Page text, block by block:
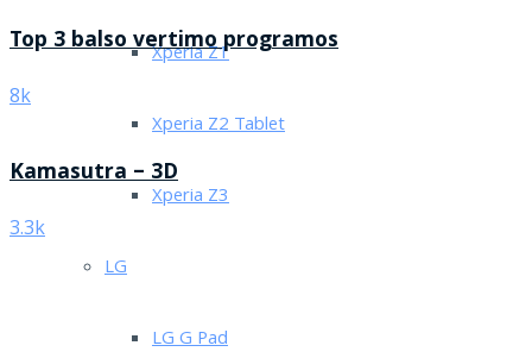
Xperia Z1
Xperia Z2 Tablet
Xperia Z3
LG
LG G Pad
Top 3 balso vertimo programos
8k
Kamasutra – 3D
3.3k